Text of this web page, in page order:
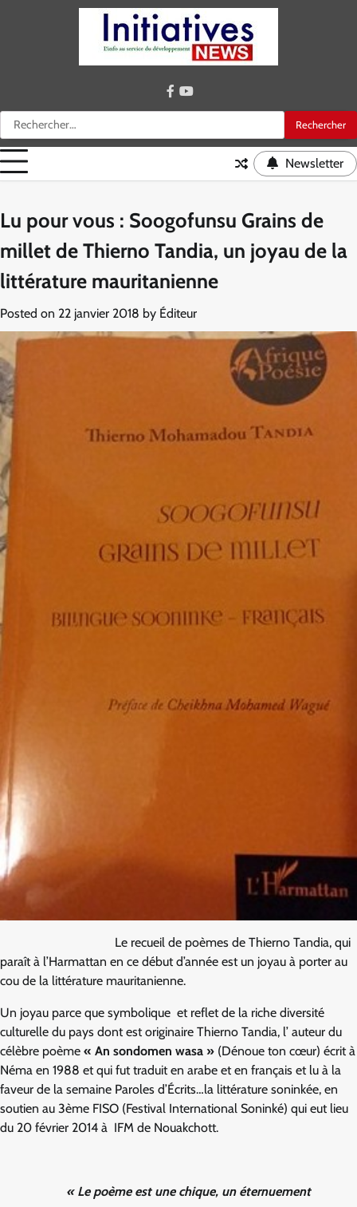
Rechercher :
facebook
youtube
Newsletter
Lu pour vous : Soogofunsu Grains de
millet de Thierno Tandia, un joyau de la
littérature mauritanienne
Posted on 22 janvier 2018 by Éditeur
Le recueil de poèmes de Thierno Tandia, qui
paraît à l’Harmattan en ce début d’année est un joyau à porter au
cou de la littérature mauritanienne.
Un joyau parce que symbolique et reflet de la riche diversité
culturelle du pays dont est originaire Thierno Tandia, l’ auteur du
célèbre poème « An sondomen wasa » (Dénoue ton cœur) écrit à
Néma en 1988 et qui fut traduit en arabe et en français et lu à la
faveur de la semaine Paroles d’Écrits…la littérature soninkée, en
soutien au 3ème FISO (Festival International Soninké) qui eut lieu
du 20 février 2014 à IFM de Nouakchott.
« Le poème est une chique, un éternuement